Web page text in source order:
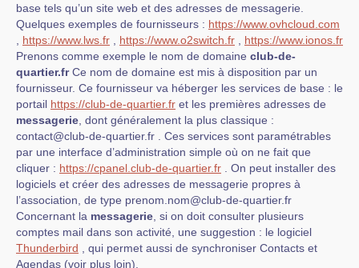
base tels qu’un site web et des adresses de messagerie.
Quelques exemples de fournisseurs : https://www.ovhcloud.com
https://www.lws.fr https://www.o2switch.fr
https://www.ionos.fr
Prenons comme exemple le nom de domaine club-de-
quartier.frCe nom de domaine est mis à disposition par un
fournisseur. Ce fournisseur va héberger les services de base : le
portail https://club-de-quartier.fr et les premières adresses de
messagerie , dont généralement la plus classique :
contact@club-de-quartier.fr . Ces services sont paramétrables
par une interface d’administration simple où on ne fait que
cliquer : https://cpanel.club-de-quartier.fr . On peut installer des
logiciels et créer des adresses de messagerie propres à
l’association, de type prenom.nom@club-de-quartier.fr
Concernant la messagerie , si on doit consulter plusieurs
comptes mail dans son activité, une suggestion : le logiciel
Thunderbird , qui permet aussi de synchroniser Contacts et
Agendas (voir plus loin).